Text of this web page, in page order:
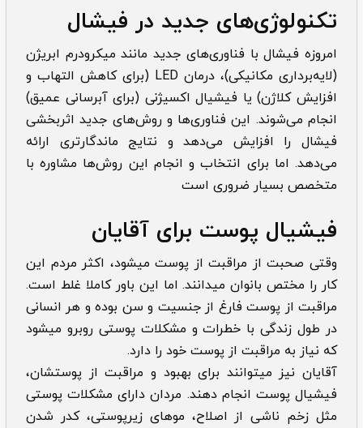
تکنولوژی‌های جدید در فیشال
امروزه فیشال با فناوری‌های جدید مانند میکرودرم ابریژن
(لایه‌برداری مکانیکی)، درمان LED (برای کاهش التهاب و
افزایش کلاژن) یا فیشیال اکسیژنی (برای آبرسانی عمیق)
انجام می‌شوند. این فناوری‌ها و روش‌های جدید اثربخشی
فیشال را افزایش می‌دهد و نتایج ماندگارتری ارائه
می‌دهد. اما برای انتخاب و انجام این روش‌ها مشاوره با
متخصص بسیار ضروری است
فیشیال پوست برای آقایان
وقتی صحبت از مراقبت از پوست میشود، اکثر مردم این
کار را مختص بانوان میدانند. اما این باور کاملا غلط است.
مراقبت از پوست فارغ از جنسیت و سن بوده و هر انسانی
در طول زندگی با خطرات و مشکلات پوستی روبرو میشود
که نیاز به مراقبت از پوست خود را دارد.
آقایان نیز میتوانند برای بهبود و مراقبت از پوستشان،
فیشیال پوست انجام دهند. مردان دارای مشکلات پوستی
مثل زخم ناشی از اصلاح، موهای زیرپوستی، کدر شدن